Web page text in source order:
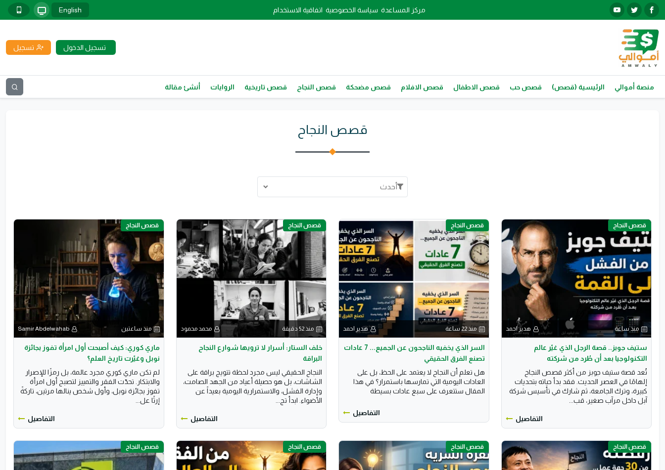
مركز المساعدة سياسة الخصوصية اتفاقية الاستخدام English
تسجيل الدخول تسجيل
منصة أموالي الرئيسية (قصص) قصص حب قصص الاطفال قصص الافلام قصص مضحكة قصص النجاح قصص تاريخية الروايات أنشئ مقالة
قصص النجاح
أحدث
قصص النجاح
منذ ساعة هدير احمد
ستيف جوبز.. قصة الرجل الذي غيّر عالم
التكنولوجيا بعد أن طُرد من شركته
تُعد قصة ستيف جوبز من أكثر قصص النجاح
إلهامًا في العصر الحديث. فقد بدأ حياته بتحديات
كبيرة، وترك الجامعة، ثم شارك في تأسيس شركة
آبل داخل مرآب صغير، قب...
التفاصيل
قصص النجاح
منذ 22 ساعة هدير احمد
السر الذي يخفيه الناجحون عن الجميع... 7 عادات
تصنع الفرق الحقيقي
هل تعلم أن النجاح لا يعتمد على الحظ، بل على
العادات اليومية التي تمارسها باستمرار؟ في هذا
المقال ستتعرف على سبع عادات بسيطة
التفاصيل
قصص النجاح
منذ 52 دقيقة محمد محمود
خلف الستار: أسرار لا ترويها شوارع النجاح
البراقة
النجاح الحقيقي ليس مجرد لحظة تتويج براقة على
الشاشات، بل هو حصيلة أعياد من الجهد الصامت،
وإدارة الفشل، والاستمرارية اليومية بعيداً عن
الأضواء. ابدأ تج...
التفاصيل
قصص النجاح
منذ ساعتين Samir Abdelwahab
ماري كوري: كيف أصبحت أول امرأة تفوز بجائزة
نوبل وغيّرت تاريخ العلم؟
لم تكن ماري كوري مجرد عالمة، بل رمزًا للإصرار
والابتكار. تحدّت الفقر والتمييز لتصبح أول امرأة
تفوز بجائزة نوبل، وأول شخص ينالها مرتين، تاركةً
إرثًا عل...
التفاصيل
قصص النجاح قصص النجاح قصص النجاح قصص النجاح